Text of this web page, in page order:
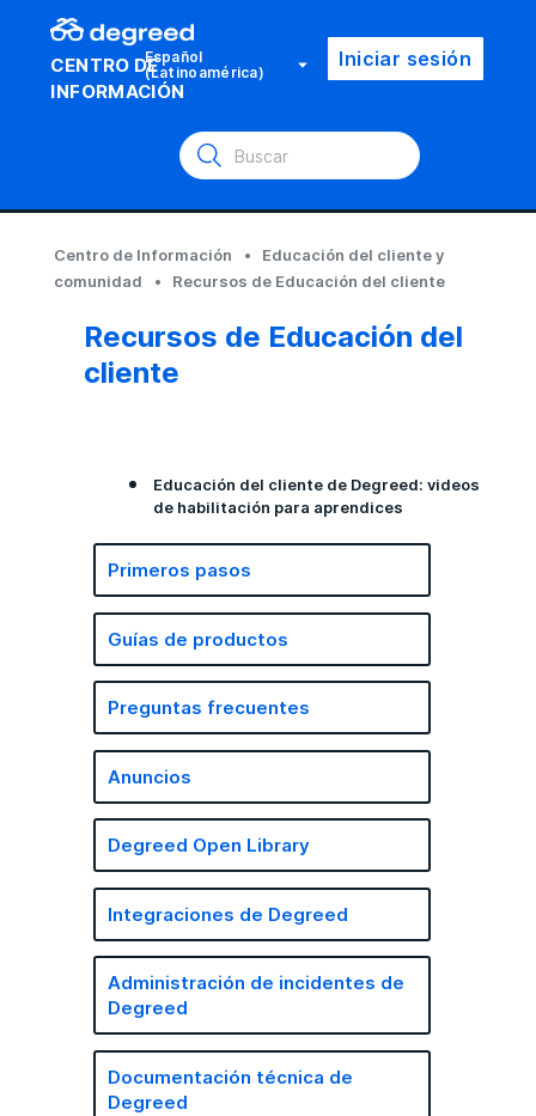
CENTRO DE
INFORMACIÓN
Español
(Latinoamérica) Iniciar sesión
Centro de Información
Educación del cliente y
comunidad
Recursos de Educación del cliente
Primeros pasos
Guías de productos
Preguntas frecuentes
Anuncios
Degreed Open Library
Integraciones de Degreed
Administración de incidentes de
Degreed
Documentación técnica de
Degreed
Recursos de Educación del
cliente
Educación del cliente de Degreed: videos
de habilitación para aprendices